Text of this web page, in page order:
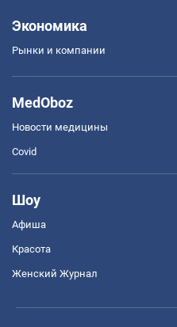
Экономика
Рынки и компании
MedOboz
Новости медицины
Covid
Шоу
Афиша
Красота
Женский Журнал